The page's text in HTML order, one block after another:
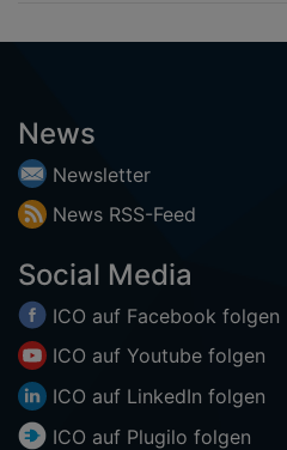
News
Newsletter
News RSS-Feed
Social Media
ICO auf Facebook folgen
ICO auf Youtube folgen
ICO auf LinkedIn folgen
ICO auf Plugilo folgen